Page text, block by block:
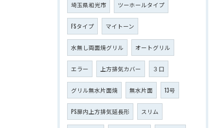
埼玉県和光市 ツーホールタイプ
FSタイプ マイトーン
水無し両面焼グリル オートグリル
エラー 上方排気カバー ３口
グリル無水片面焼 無水片面 13号
PS扉内上方排気延長形 スリム